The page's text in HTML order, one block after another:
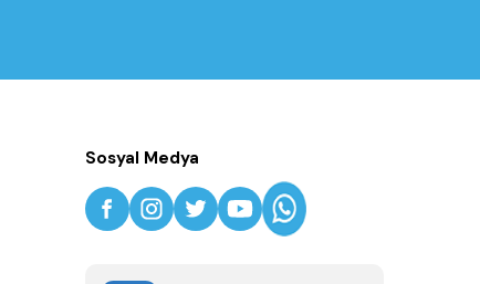
Sosyal Medya